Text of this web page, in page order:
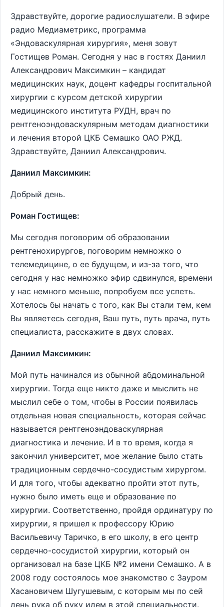
Здравствуйте, дорогие радиослушатели. В эфире
радио Медиаметрикс, программа
«Эндоваскулярная хирургия», меня зовут
Гостищев Роман. Сегодня у нас в гостях Даниил
Александрович Максимкин – кандидат
медицинских наук, доцент кафедры госпитальной
хирургии с курсом детской хирургии
медицинского института РУДН, врач по
рентгеноэндоваскулярным методам диагностики
и лечения второй ЦКБ Семашко ОАО РЖД.
Здравствуйте, Даниил Александрович.
Даниил Максимкин:
Добрый день.
Роман Гостищев:
Мы сегодня поговорим об образовании
рентгенохирургов, поговорим немножко о
телемедицине, о ее будущем, и из-за того, что
сегодня у нас немножко эфир сдвинулся, времени
у нас немного меньше, попробуем все успеть.
Хотелось бы начать с того, как Вы стали тем, кем
Вы являетесь сегодня, Ваш путь, путь врача, путь
специалиста, расскажите в двух словах.
Даниил Максимкин:
Мой путь начинался из обычной абдоминальной
хирургии. Тогда еще никто даже и мыслить не
мыслил себе о том, чтобы в России появилась
отдельная новая специальность, которая сейчас
называется рентгеноэндоваскулярная
диагностика и лечение. И в то время, когда я
закончил университет, мое желание было стать
традиционным сердечно-сосудистым хирургом.
И для того, чтобы адекватно пройти этот путь,
нужно было иметь еще и образование по
хирургии. Соответственно, пройдя ординатуру по
хирургии, я пришел к профессору Юрию
Васильевичу Таричко, в его школу, в его центр
сердечно-сосудистой хирургии, который он
организовал на базе ЦКБ №2 имени Семашко. А в
2008 году состоялось мое знакомство с Зауром
Хасановичем Шугушевым, с которым мы по сей
день рука об руку идем в этой специальности.